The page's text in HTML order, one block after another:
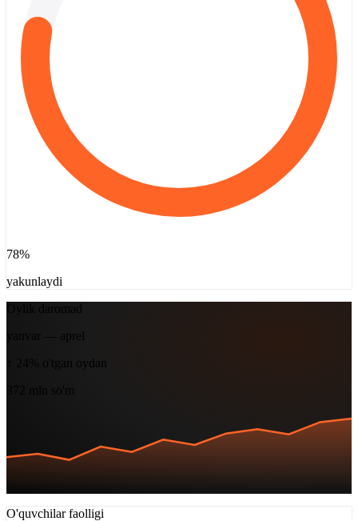
78%
yakunlaydi
Oylik daromad
yanvar — aprel
o'tgan oydan
so'm
O'quvchilar faolligi